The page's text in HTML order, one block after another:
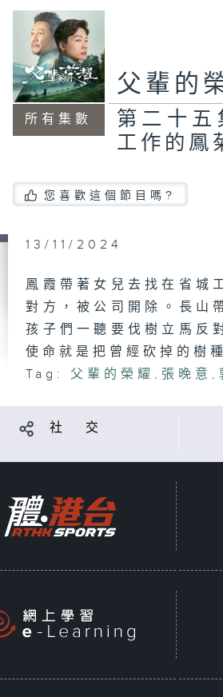
所有集數
父輩的
第二十五
工作的鳳
您喜歡這個節目嗎?
13/11/2024
鳳霞帶著女兒去找在省城
對方，被公司開除。長山
孩子們一聽要伐樹立馬反
使命就是把曾經砍掉的樹
Tag:
父輩的榮耀 , 張晚意 ,
社 交